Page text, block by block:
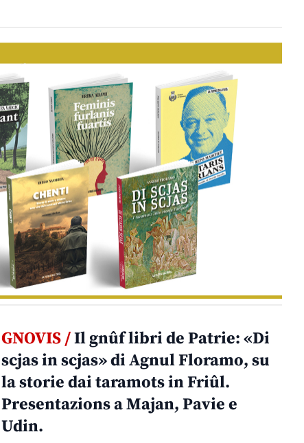
GNOVIS /Il gnûf libri de Patrie: «Di
scjas in scjas» di Agnul Floramo, su
la storie dai taramots in Friûl.
Presentazions a Majan, Pavie e
Udin.